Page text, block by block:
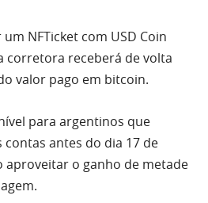
NFTicket com USD Coin
corretora receberá de volta
valor pago em bitcoin.
para argentinos que
contas antes do dia 17 de
o ganho de metade